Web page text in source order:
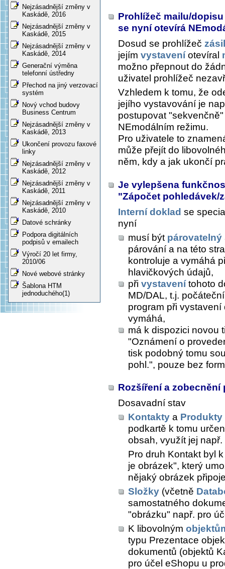
Nejzásadnější změny v
Kaskádě, 2016
Nejzásadnější změny v
Kaskádě, 2015
Nejzásadnější změny v
Kaskádě, 2014
Generační výměna
telefonní ústředny
Přechod na jiný verzovací
systém
Nový vchod budovy
Business Centrum
Nejzásadnější změny v
Kaskádě, 2013
Ukončení provozu faxové
linky
Nejzásadnější změny v
Kaskádě, 2012
Nejzásadnější změny v
Kaskádě, 2011
Nejzásadnější změny v
Kaskádě, 2010
Datové schránky
Podpora digitálních
podpisů v emailech
Výročí 20 let firmy,
2010/06
Nové webové stránky
Šablona HTM
jednoduchého(1)
Prohlížeč mailu/
se nyní otevírá
Dosud se prohlížeč
jejím vystaveníotevíral
možno přepnout do
uživatel prohlížeč
Vzhledem k tomu, že
jejího vystavování je
postupovat
NEmodálním režimu.
Pro uživatele to
může přejít do
něm, kdy a jak ukončí
Je vylepšena
"Zápočet pohledávek/
Interní doklad se
nyní
musí být párovatelný
párování a na této
kontroluje a vymáhá
hlavičkových údajů,
při vystavenítohoto
MD/DAL, t.j.
program při
vymáhá,
má k dispozici novou
"Oznámení o
tisk podobný tomu
pohl.", pouze bez
Rozšíření a
Dosavadní stav
Kontakty a Produkty
podkartě k tomu
obsah, využít jej
Pro druh Kontakt byl
je obrázek", který
nějaký obrázek
Složky (včetně
samostatného
"obrázku" např. pro
K libovolným
typu Prezentace
dokumentů (objektů
pro účel eShopu u